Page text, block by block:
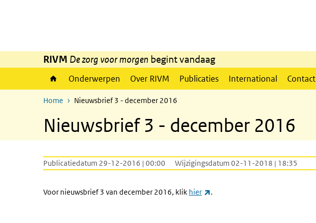
RIVM De zorg voor morgen begint vandaag
Onderwerpen Over RIVM Publicaties International Contact
Home Nieuwsbrief 3 - december 2016
Nieuwsbrief 3 - december 2016
Publicatiedatum 29-12-2016 | 00:00 Wijzigingsdatum 02-11-2018 | 18:35
Voor nieuwsbrief 3 van december 2016, klik hier (externe link)
.